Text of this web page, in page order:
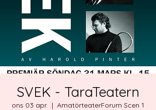
SVEK - TaraTeatern
ons 03 apr.
  |
AmatörteaterForum Scen 1